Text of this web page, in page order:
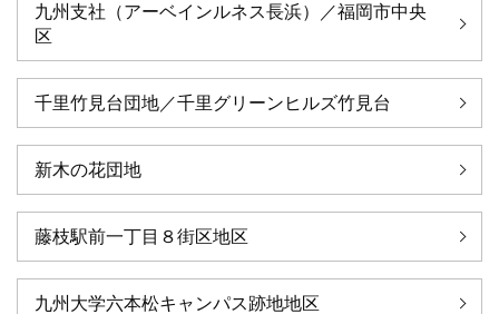
九州支社（アーベインルネス長浜）／福岡市中央
区
千里竹見台団地／千里グリーンヒルズ竹見台
新木の花団地
藤枝駅前一丁目８街区地区
九州大学六本松キャンパス跡地地区